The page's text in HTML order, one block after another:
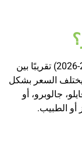
يتراوح سعر حقن سكين بوستر في مصر (2025-2026) تقريبًا بين
ويختلف السعر بشكل
جالوبرو، أو
أو الطبيب.